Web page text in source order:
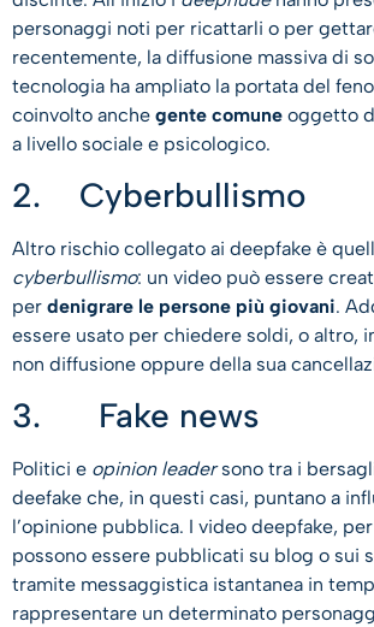
personaggi noti per ricattarli o per
recentemente, la diffusione massiva di
tecnologia ha ampliato la portata del
coinvolto anche gente comune oggetto
a livello sociale e psicologico.
2. Cyberbullismo
Altro rischio collegato ai deepfake è
cyberbullismo: un video può essere
per denigrare le persone più giovani.
essere usato per chiedere soldi, o altro,
non diffusione oppure della sua
3. Fake news
Politici e opinion leadersono tra i
deefake che, in questi casi, puntano a
l’opinione pubblica. I video deepfake,
possono essere pubblicati su blog o sui
tramite messaggistica istantanea in
rappresentare un determinato